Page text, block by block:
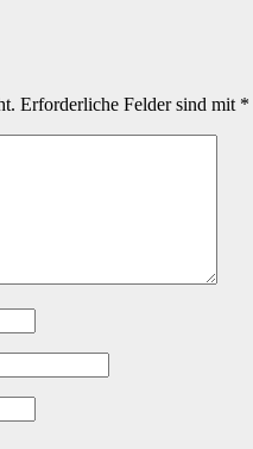
Erforderliche Felder sind mit *